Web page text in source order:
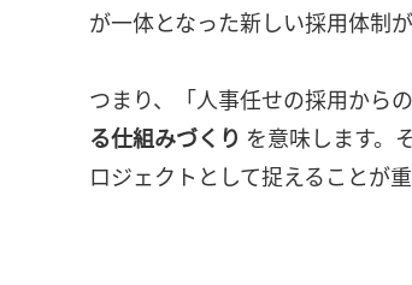
が一体となった新しい採用体制
つまり、「人事任せの採用から
る仕組みづくり を意味します。
ロジェクトとして捉えることが重